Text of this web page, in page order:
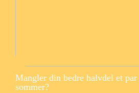
Mangler din bedre halvdel et
sommer?